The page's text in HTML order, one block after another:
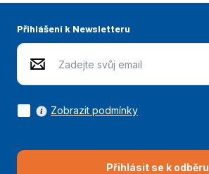
Přihlášení k Newsletteru
Přihlásit se k odběru
Zobrazit podmínky